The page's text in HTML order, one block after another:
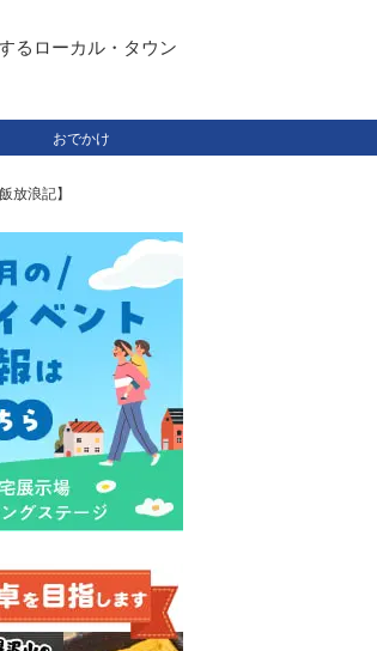
るローカル・タウン
おでかけ
放浪記】